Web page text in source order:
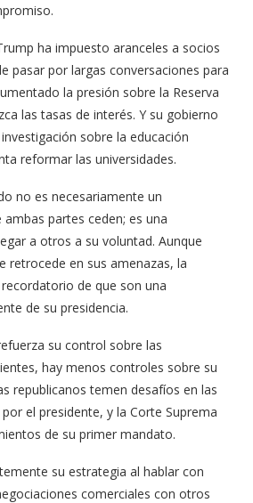
ha impuesto aranceles a socios
pasar por largas conversaciones para
la presión sobre la Reserva
las tasas de interés. Y su gobierno
sobre la educación
reformar las universidades.
no es necesariamente un
partes ceden; es una
a otros a su voluntad. Aunque
retrocede en sus amenazas, la
de que son una
de su presidencia.
su control sobre las
hay menos controles sobre su
republicanos temen desafíos en las
el presidente, y la Corte Suprema
de su primer mandato.
su estrategia al hablar con
comerciales con otros